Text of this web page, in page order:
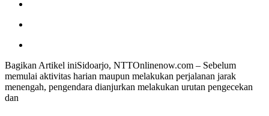
Bagikan Artikel iniSidoarjo, NTTOnlinenow.com – Sebelum
memulai aktivitas harian maupun melakukan perjalanan jarak
menengah, pengendara dianjurkan melakukan urutan pengecekan
dan